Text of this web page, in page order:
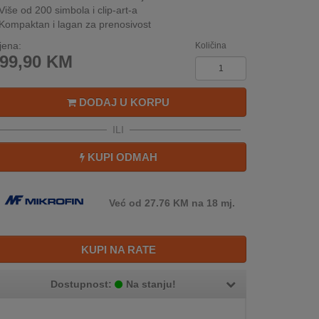
od 200 simbola i clip-art-a
i lagan za prenosivost
KM
Količina
DODAJ U KORPU
ILI
KUPI ODMAH
Već od 27.76 KM na 18 mj.
KUPI NA RATE
Dostupnost: Na stanju!